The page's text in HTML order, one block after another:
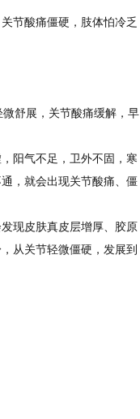
节酸痛僵硬，肢体怕冷乏
舒展，关节酸痛缓解，早
阳气不足，卫外不固，寒
，就会出现关节酸痛、僵
现皮肤真皮层增厚、胶原
从关节轻微僵硬，发展到